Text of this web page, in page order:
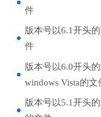
件
版本号以6.1开头
件
版本号以6.0开头
windows Vista的文
版本号以5.1开头